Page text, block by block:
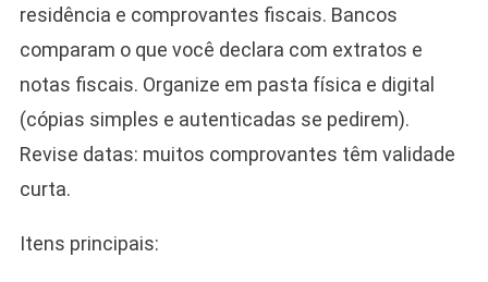
residência e comprovantes fiscais. Bancos
comparam o que você declara com extratos e
notas fiscais. Organize em pasta física e digital
(cópias simples e autenticadas se pedirem).
Revise datas: muitos comprovantes têm validade
curta.
Itens principais: